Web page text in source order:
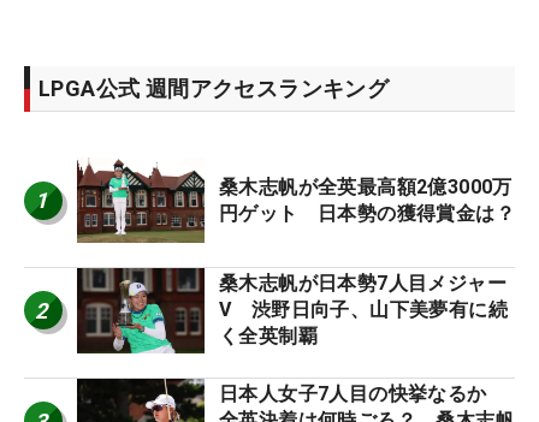
LPGA公式 週間アクセスランキング
1
桑木志帆が全英最高額2億3000万
円ゲット 日本勢の獲得賞金は？
2
桑木志帆が日本勢7人目メジャー
V 渋野日向子、山下美夢有に続
く全英制覇
日本人女子7人目の快挙なるか